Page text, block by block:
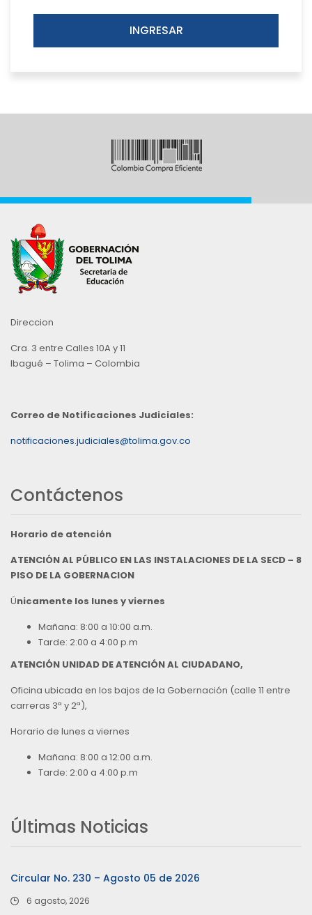
INGRESAR
Direccion
Cra. 3 entre Calles 10A y 11
Ibagué – Tolima – Colombia
Correo de Notificaciones Judiciales:
notificaciones.judiciales@tolima.gov.co
Contáctenos
Horario de atención
ATENCIÓN AL PÚBLICO EN LAS INSTALACIONES DE LA SECD – 8
PISO DE LA GOBERNACION
Únicamente los lunes y viernes
Mañana: 8:00 a 10:00 a.m.
Tarde: 2:00 a 4:00 p.m
ATENCIÓN UNIDAD DE ATENCIÓN AL CIUDADANO,
Oficina ubicada en los bajos de la Gobernación (calle 11 entre
carreras 3ª y 2ª),
Horario de lunes a viernes
Mañana: 8:00 a 12:00 a.m.
Tarde: 2:00 a 4:00 p.m
Últimas Noticias
Circular No. 230 – Agosto 05 de 2026
6 agosto, 2026